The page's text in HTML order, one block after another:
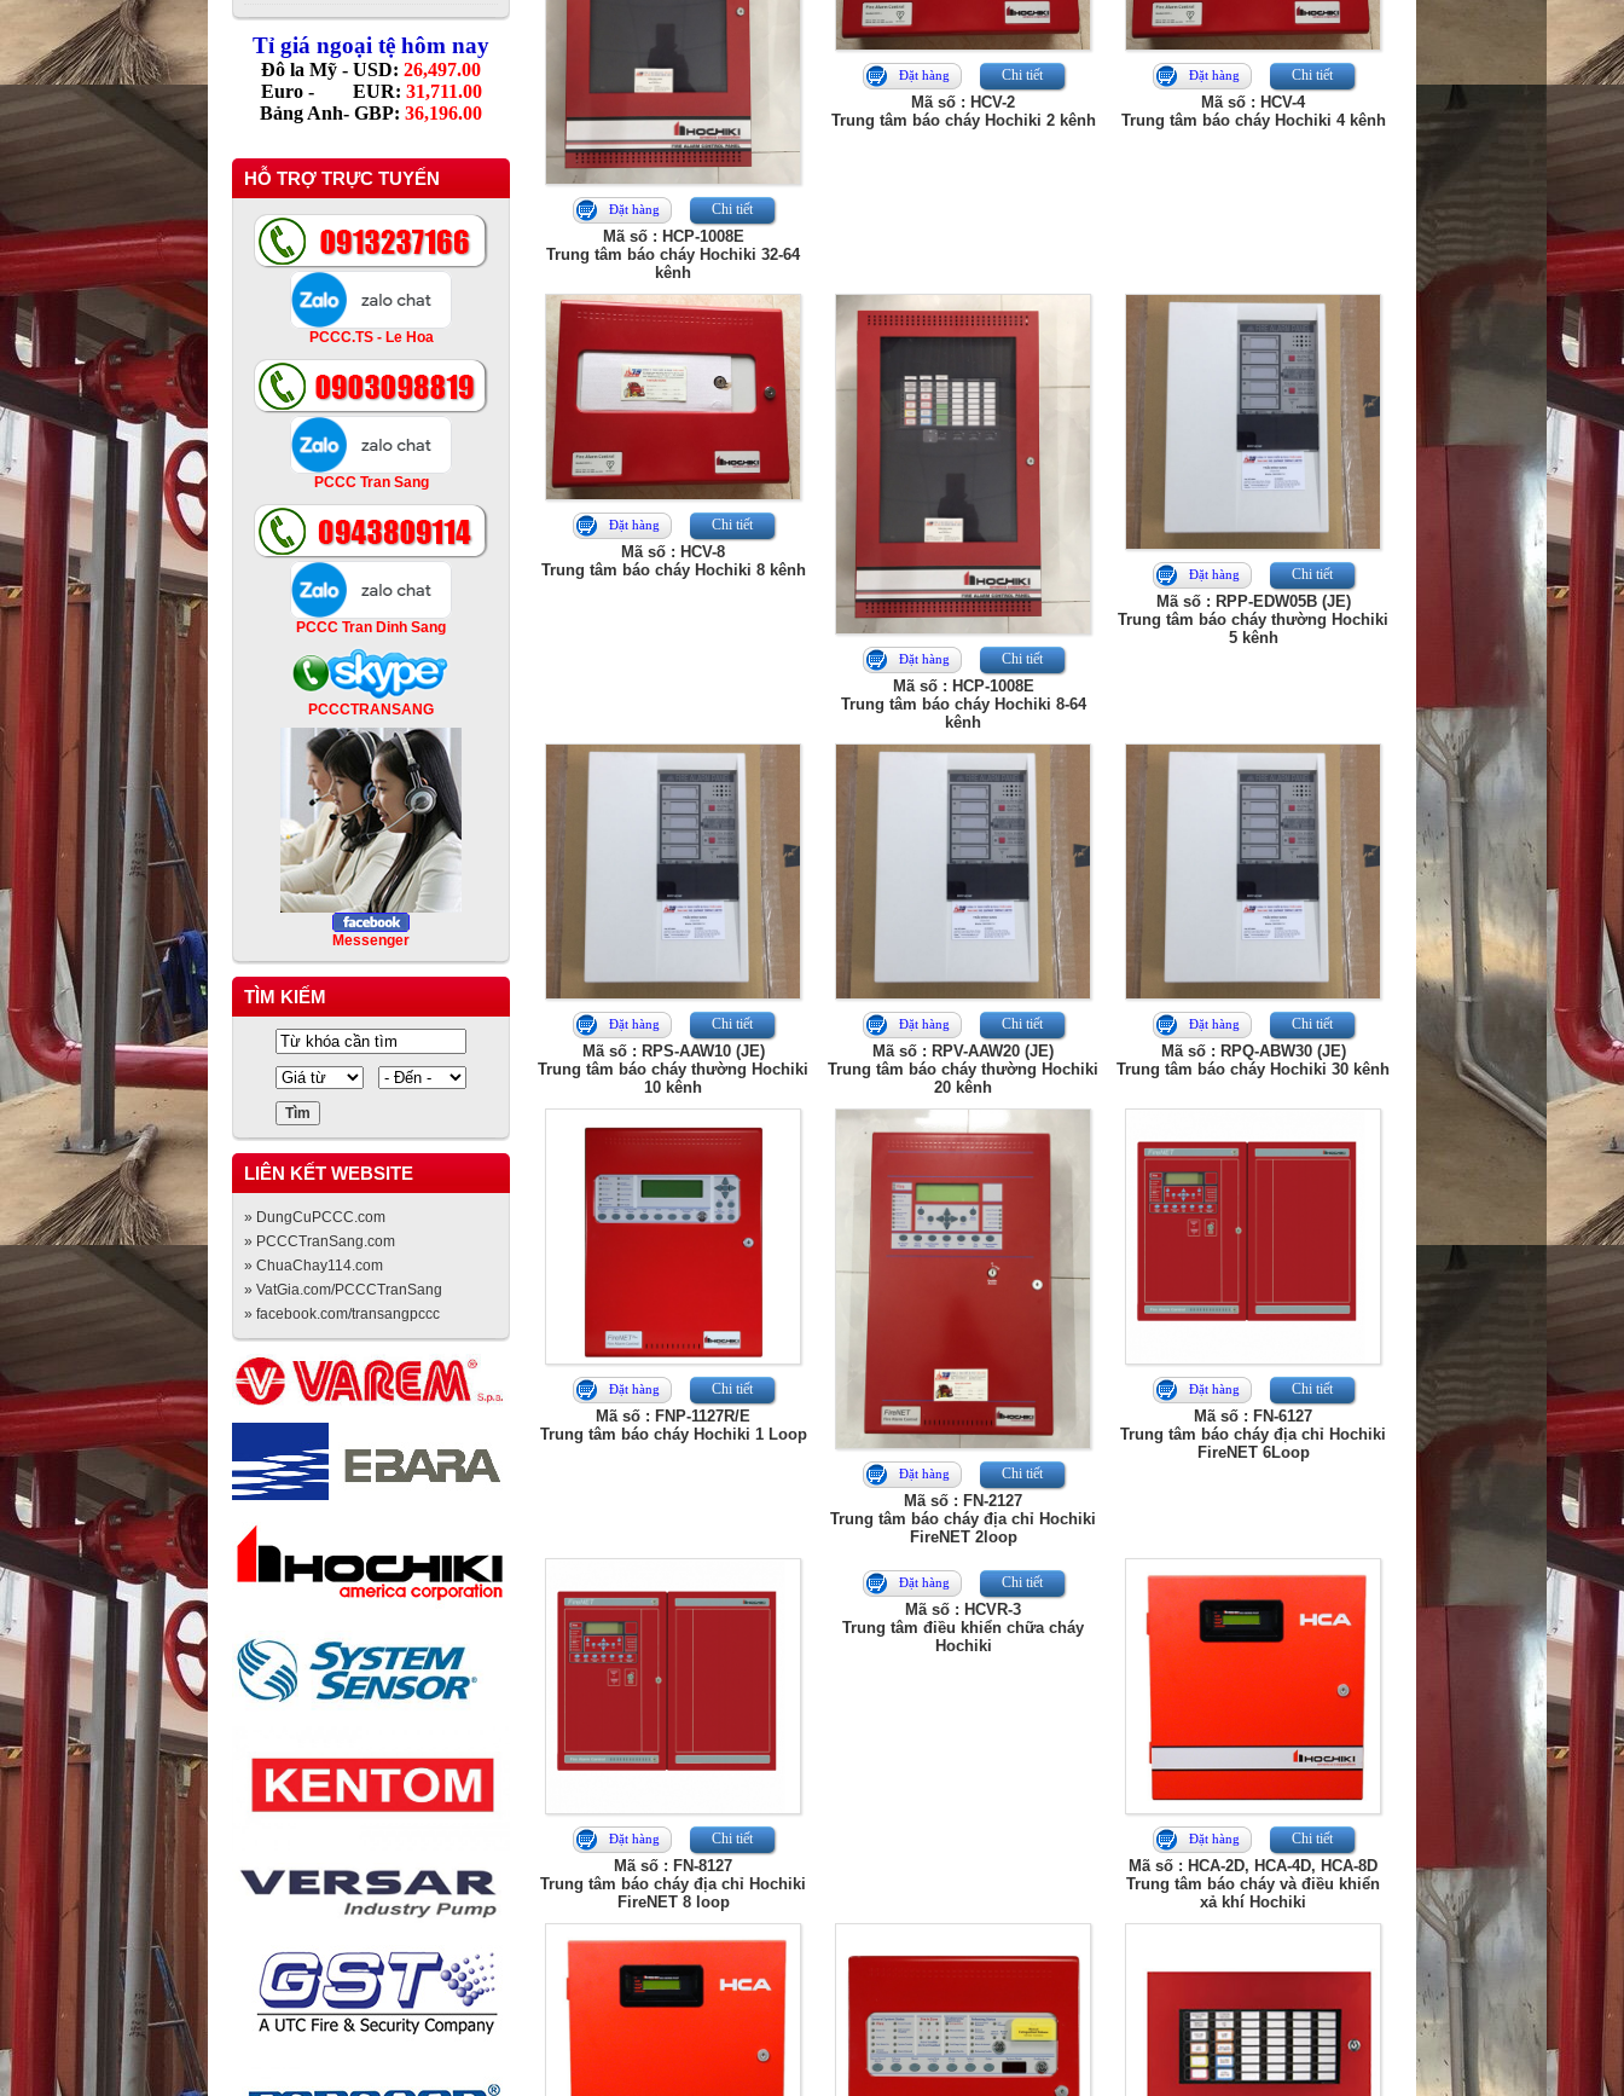
Tỉ giá ngoại tệ hôm nay
Đô la Mỹ - USD: 26,497.00
Euro - EUR: 31,711.00
Bảng Anh- GBP: 36,196.00
HỖ TRỢ TRỰC TUYẾN
PCCC.TS - Le Hoa
PCCC Tran Sang
PCCC Tran Dinh Sang
PCCCTRANSANG
Messenger
TÌM KIẾM
LIÊN KẾT WEBSITE
» DungCuPCCC.com
» PCCCTranSang.com
» ChuaChay114.com
» VatGia.com/PCCCTranSang
» facebook.com/transangpccc
Đặt hàng Chi tiết
Mã số : HCP-1008E
Trung tâm báo cháy Hochiki 32-64
kênh
Đặt hàng Chi tiết
Mã số : HCV-2
Trung tâm báo cháy Hochiki 2 kênh
Đặt hàng Chi tiết
Mã số : HCV-4
Trung tâm báo cháy Hochiki 4 kênh
Đặt hàng Chi tiết
Mã số : HCV-8
Trung tâm báo cháy Hochiki 8 kênh
Đặt hàng Chi tiết
Mã số : HCP-1008E
Trung tâm báo cháy Hochiki 8-64
kênh
Đặt hàng Chi tiết
Mã số : RPP-EDW05B (JE)
Trung tâm báo cháy thường Hochiki
5 kênh
Đặt hàng Chi tiết
Mã số : RPS-AAW10 (JE)
Trung tâm báo cháy thường Hochiki
10 kênh
Đặt hàng Chi tiết
Mã số : RPV-AAW20 (JE)
Trung tâm báo cháy thường Hochiki
20 kênh
Đặt hàng Chi tiết
Mã số : RPQ-ABW30 (JE)
Trung tâm báo cháy Hochiki 30 kênh
Đặt hàng Chi tiết
Mã số : FNP-1127R/E
Trung tâm báo cháy Hochiki 1 Loop
Đặt hàng Chi tiết
Mã số : FN-2127
Trung tâm báo cháy địa chỉ Hochiki
FireNET 2loop
Đặt hàng Chi tiết
Mã số : FN-6127
Trung tâm báo cháy địa chỉ Hochiki
FireNET 6Loop
Đặt hàng Chi tiết
Mã số : FN-8127
Trung tâm báo cháy địa chỉ Hochiki
FireNET 8 loop
Đặt hàng Chi tiết
Mã số : HCVR-3
Trung tâm điều khiển chữa cháy
Hochiki
Đặt hàng Chi tiết
Mã số : HCA-2D, HCA-4D, HCA-8D
Trung tâm báo cháy và điều khiển
xả khí Hochiki